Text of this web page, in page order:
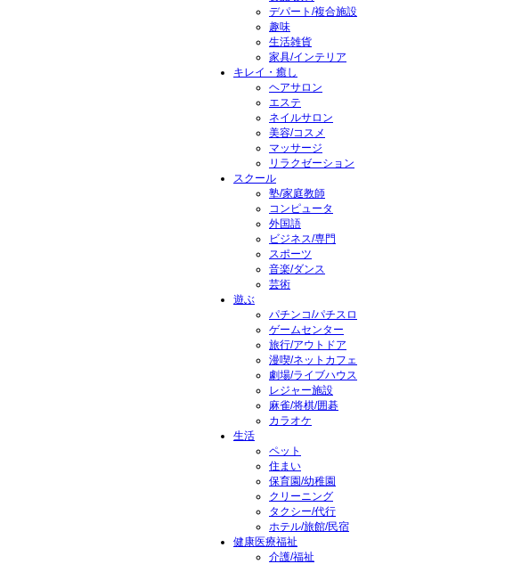
デパート/複合施設
趣味
生活雑貨
家具/インテリア
キレイ・癒し
ヘアサロン
エステ
ネイルサロン
美容/コスメ
マッサージ
リラクゼーション
スクール
塾/家庭教師
コンピュータ
外国語
ビジネス/専門
スポーツ
音楽/ダンス
芸術
遊ぶ
パチンコ/パチスロ
ゲームセンター
旅行/アウトドア
漫喫/ネットカフェ
劇場/ライブハウス
レジャー施設
麻雀/将棋/囲碁
カラオケ
生活
ペット
住まい
保育園/幼稚園
クリーニング
タクシー/代行
ホテル/旅館/民宿
健康医療福祉
介護/福祉